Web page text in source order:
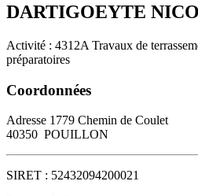
DARTIGOEYTE
Activité : 4312A Travaux de
préparatoires
Coordonnées
Adresse 1779 Chemin de Coulet
40350 POUILLON
SIRET : 52432094200021